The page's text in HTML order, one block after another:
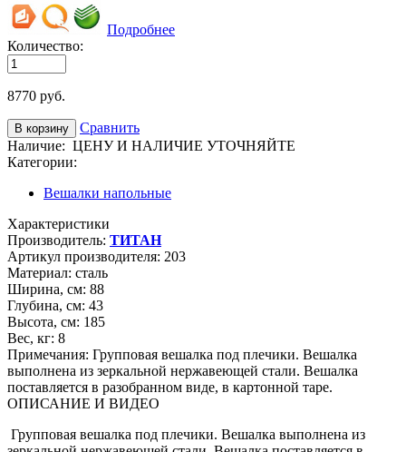
Подробнее
Количество:
8770 руб.
Сравнить
Наличие: ЦЕНУ И НАЛИЧИЕ УТОЧНЯЙТЕ
Категории:
Вешалки напольные
Характеристики
Производитель: ТИТАН
Артикул производителя: 203
Материал: сталь
Ширина, см: 88
Глубина, см: 43
Высота, см: 185
Вес, кг: 8
Примечания: Групповая вешалка под плечики. Вешалка
выполнена из зеркальной нержавеющей стали. Вешалка
поставляется в разобранном виде, в картонной таре.
ОПИСАНИЕ И ВИДЕО
Групповая вешалка под плечики. Вешалка выполнена из